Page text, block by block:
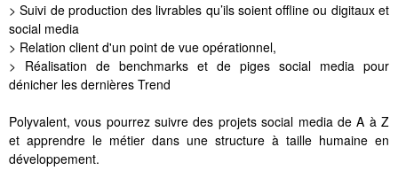
> Suivi de production des livrables qu’ils soient offline ou digitaux et
social media
> Relation client d'un point de vue opérationnel,
> Réalisation de benchmarks et de piges social media pour
dénicher les dernières Trend
Polyvalent, vous pourrez suivre des projets social media de A à Z
et apprendre le métier dans une structure à taille humaine en
développement.